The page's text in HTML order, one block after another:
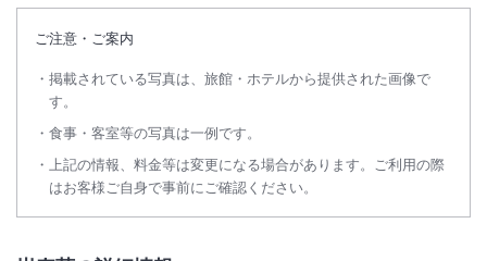
ご注意・ご案内
掲載されている写真は、旅館・ホテルから提供された画像で
す。
食事・客室等の写真は一例です。
上記の情報、料金等は変更になる場合があります。ご利用の際
はお客様ご自身で事前にご確認ください。